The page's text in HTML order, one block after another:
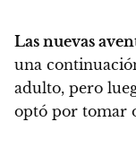
Las nuevas
una
adulto, pero
optó por tomar